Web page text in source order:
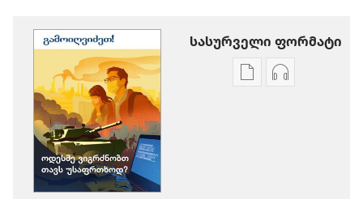
სასურველი ფორმატი
პუბლიკაციების